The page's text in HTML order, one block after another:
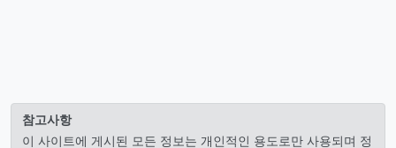
참고사항
이 사이트에 게시된 모든 정보는 개인적인 용도로만 사용되며 정